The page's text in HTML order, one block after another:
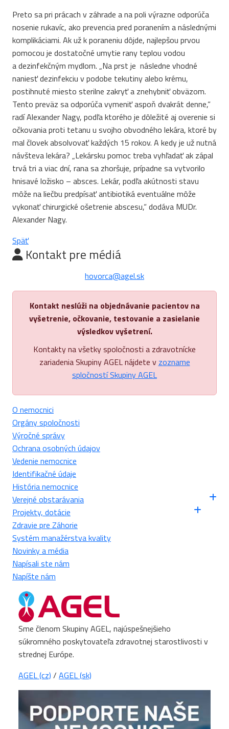
Preto sa pri prácach v záhrade a na poli výrazne odporúča
nosenie rukavíc, ako prevencia pred poranením a následnými
komplikáciami. Ak už k poraneniu dôjde, najlepšou prvou
pomocou je dostatočné umytie rany teplou vodou
a dezinfekčným mydlom. „Na prst je následne vhodné
naniesť dezinfekciu v podobe tekutiny alebo krému,
postihnuté miesto sterilne zakryť a znehybniť obväzom.
Tento preväz sa odporúča vymeniť aspoň dvakrát denne,“
radí Alexander Nagy, podľa ktorého je dôležité aj overenie si
očkovania proti tetanu u svojho obvodného lekára, ktoré by
mal človek absolvovať každých 15 rokov. A kedy je už nutná
návšteva lekára? „Lekársku pomoc treba vyhľadať ak zápal
trvá tri a viac dní, rana sa zhoršuje, prípadne sa vytvorilo
hnisavé ložisko – absces. Lekár, podľa akútnosti stavu
môže na liečbu predpísať antibiotiká eventuálne môže
vykonať chirurgické ošetrenie abscesu,“ dodáva MUDr.
Alexander Nagy.
Späť
Kontakt pre médiá
hovorca@agel.sk
Kontakt neslúži na objednávanie pacientov na
vyšetrenie, očkovanie, testovanie a zasielanie
výsledkov vyšetrení.
Kontakty na všetky spoločnosti a zdravotnícke
zariadenia Skupiny AGEL nájdete v zozname
spločností Skupiny AGEL
O nemocnici
Orgány spoločnosti
Výročné správy
Ochrana osobných údajov
Vedenie nemocnice
Identifikačné údaje
História nemocnice
Verejné obstarávania
Projekty, dotácie
Zdravie pre Záhorie
Systém manažérstva kvality
Novinky a média
Napísali ste nám
Napíšte nám
Sme členom Skupiny AGEL, najúspešnejšieho
súkromného poskytovateľa zdravotnej starostlivosti v
strednej Európe.
AGEL (cz) / AGEL (sk)